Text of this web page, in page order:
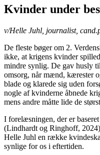
Kvinder under
v/Helle Juhl, journalist,
De fleste bøger om 2.
ikke, at krigens kvinder
mindre synlig. De gav husly
omsorg, når mænd, kærester
blade og klarede sig uden
nogle af kvinderne åbnede
mens andre måtte lide de
I forelæsningen, der er
(Lindhardt og Ringhoff,
Helle Juhl en række
synlige for os i eftertiden.